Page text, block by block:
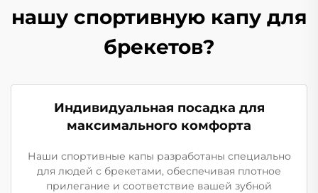
нашу спортивную капу для
брекетов?
Индивидуальная посадка для
максимального комфорта
Наши спортивные капы разработаны специально
для людей с брекетами, обеспечивая плотное
прилегание и соответствие вашей зубной